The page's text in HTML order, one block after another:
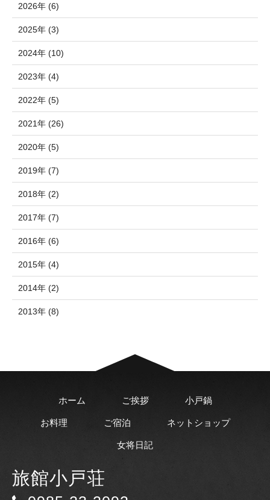
2026年 (6)
2025年 (3)
2024年 (10)
2023年 (4)
2022年 (5)
2021年 (26)
2020年 (5)
2019年 (7)
2018年 (2)
2017年 (7)
2016年 (6)
2015年 (4)
2014年 (2)
2013年 (8)
ホーム ご挨拶 小戸鍋
お料理 ご宿泊 ネットショップ
女将日記
旅館小戸荘